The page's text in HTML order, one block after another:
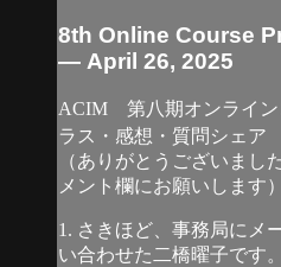
8th Online Course
— April 26, 2025
ACIM 第八期オンライ
ラス・感想・質問シェ
（ありがとうございま
メント欄にお願いします）
1. さきほど、事務局にメ
い合わせた二橋曜子です